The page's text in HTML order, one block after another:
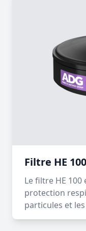
Filtre HE 100
Le filtre HE
protection
particules et